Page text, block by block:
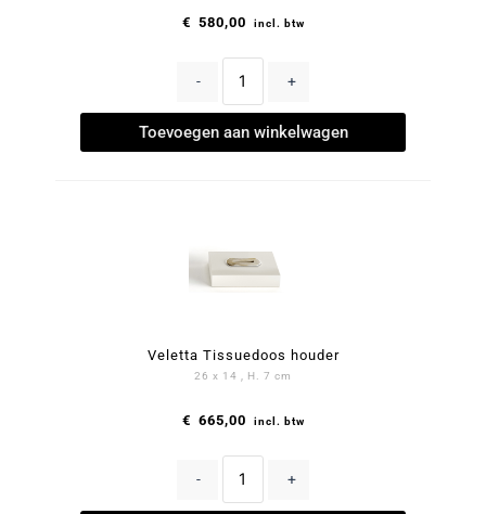
€ 580,00 incl. btw
- +
Toevoegen aan winkelwagen
Veletta Tissuedoos houder
26 x 14 , H. 7 cm
€ 665,00 incl. btw
- +